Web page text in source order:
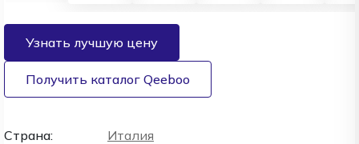
Узнать лучшую цену
Получить каталог Qeeboo
Страна:
Италия